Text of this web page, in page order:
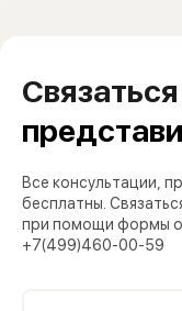
Все консультации,
бесплатны.
при помощи формы
+7(499)460-00-59